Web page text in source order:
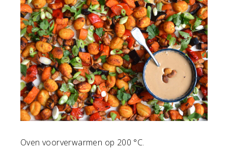
Oven voorverwarmen op 200 °C.